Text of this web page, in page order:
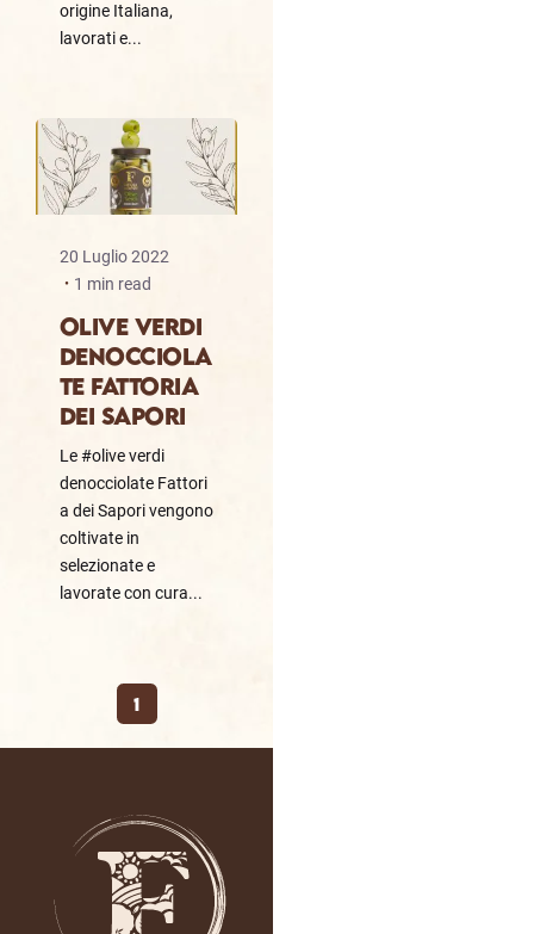
origine Italiana,
lavorati e...
20 Luglio 2022
1 min read
OLIVE VERDI
DENOCCIOLA
TE FATTORIA
DEI SAPORI
Le #olive verdi
denocciolate Fattori
a dei Sapori vengono
coltivate in
selezionate e
lavorate con cura...
1